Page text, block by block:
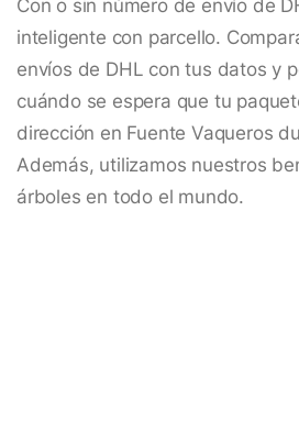
Con o sin número de envío de
inteligente con parcello.
envíos de DHL con tus datos y
cuándo se espera que tu
dirección en Fuente Vaqueros
Además, utilizamos nuestros
árboles en todo el mundo.